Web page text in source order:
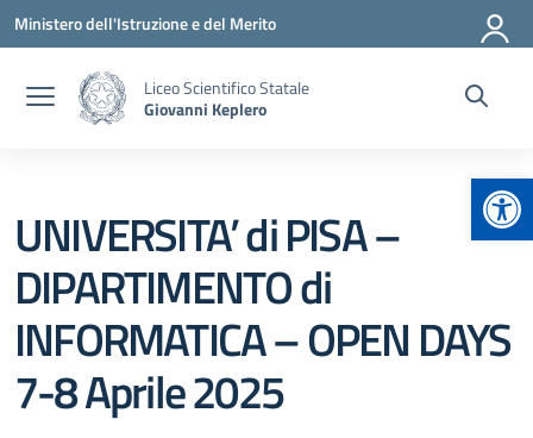
Vai ai contenuti
Vai al menu di navigazione
Vai al footer
Ministero dell'Istruzione e del Merito
Liceo Scientifico Statale
Giovanni Keplero
UNIVERSITA’ di PISA –
DIPARTIMENTO di
INFORMATICA – OPEN DAYS
7-8 Aprile 2025